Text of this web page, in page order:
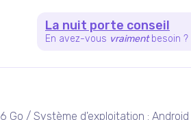
La nuit porte conseil
En avez-vous vraiment besoin ?
Go / Système d'exploitation : Android